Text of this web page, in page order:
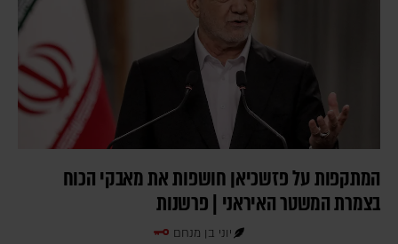
המתקפות על פזשכיאן חושפות את מאבקי הכוח
בצמרת המשטר האיראני | פרשנות
יוני בן מנחם